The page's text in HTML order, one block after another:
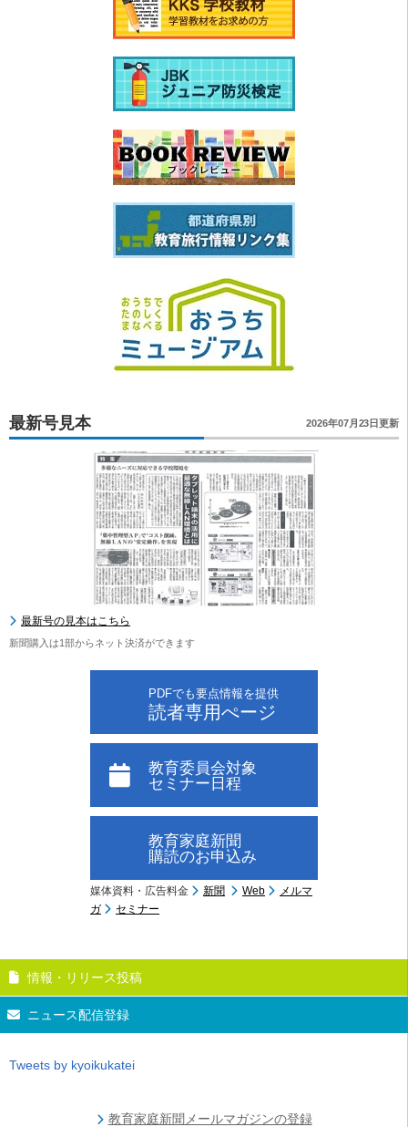
最新号見本 2026年07月23日更新
最新号の見本はこちら
新聞購入は1部からネット決済ができます
PDFでも要点情報を提供
読者専用ぺージ
教育委員会対象
セミナー日程
教育家庭新聞
購読のお申込み
媒体資料・広告料金 新聞 Web
メルマ
ガ
セミナー
情報・リリース投稿
ニュース配信登録
Tweets by kyoikukatei
教育家庭新聞メールマガジンの登録